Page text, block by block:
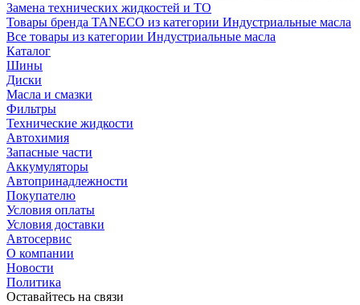
Замена технических жидкостей и ТО
Товары бренда TANECO из категории Индустриальные масла
Все товары из категории Индустриальные масла
Каталог
Шины
Диски
Масла и смазки
Фильтры
Технические жидкости
Автохимия
Запасные части
Аккумуляторы
Автопринадлежности
Покупателю
Условия оплаты
Условия доставки
Автосервис
О компании
Новости
Политика
Оставайтесь на связи